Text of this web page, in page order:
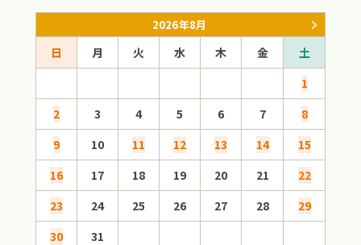
2026年8月
日 月 火 水 木 金
土
1
2
3 4 5 6 7
8
9
10 11 12 13 14
15
16
17 18 19 20 21
22
23
24 25 26 27 28
29
30
31